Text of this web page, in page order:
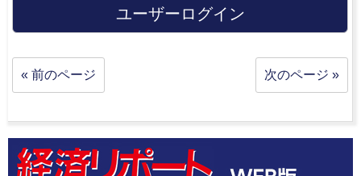
ユーザーログイン
« 前のページ 次のページ »